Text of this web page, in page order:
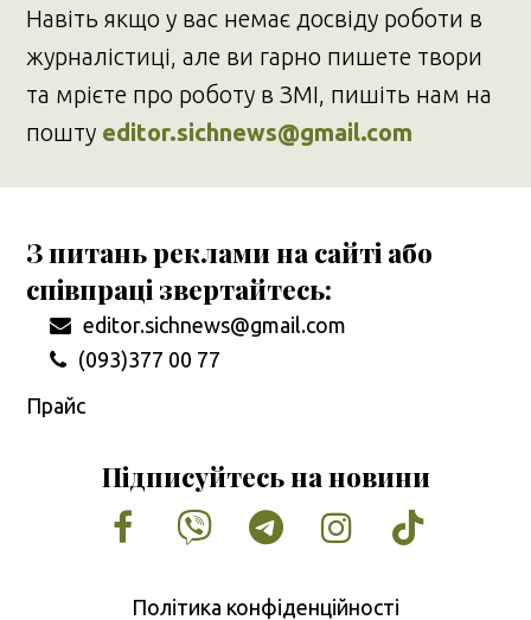
Навіть якщо у вас немає досвіду роботи в
журналістиці, але ви гарно пишете твори
та мрієте про роботу в ЗМІ, пишіть нам на
пошту editor.sichnews@gmail.com
З питань реклами на сайті або
співпраці звертайтесь:
editor.sichnews@gmail.com
(093)377 00 77
Прайс
Підписуйтесь на новини
Facebook
VimeoTumblrInstagram
Tiktok
Політика конфіденційності